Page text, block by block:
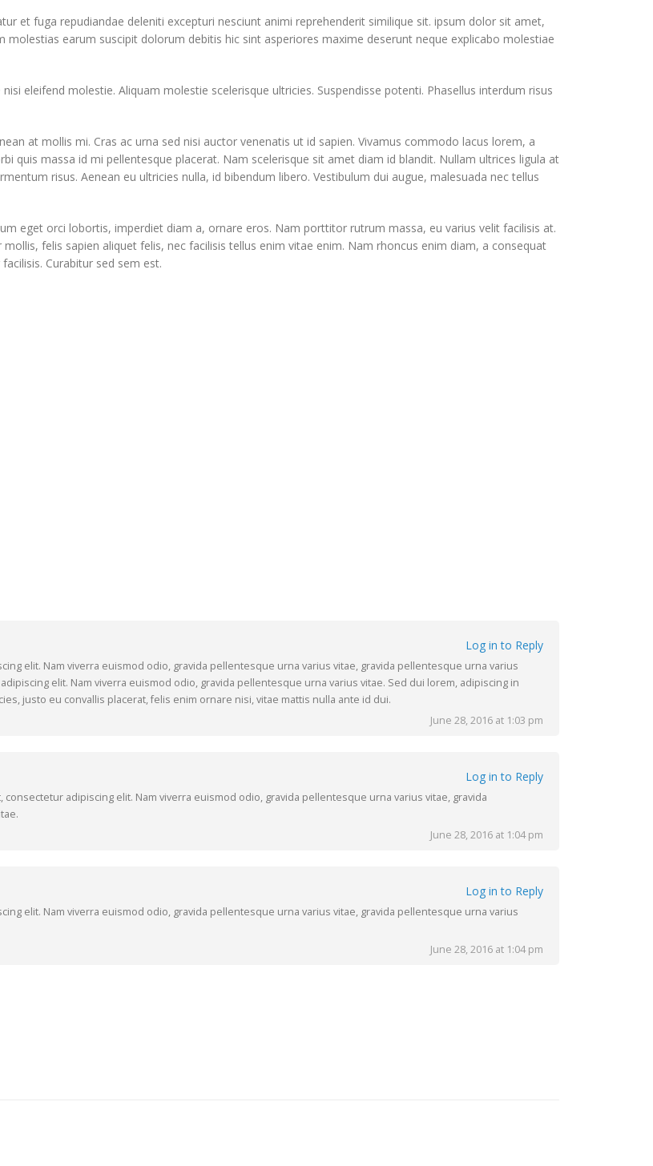
et fuga repudiandae deleniti excepturi nesciunt animi reprehenderit similique sit. ipsum dolor sit amet,
molestias earum suscipit dolorum debitis hic sint asperiores maxime deserunt neque explicabo molestiae
eleifend molestie. Aliquam molestie scelerisque ultricies. Suspendisse potenti. Phasellus interdum risus
at mollis mi. Cras ac urna sed nisi auctor venenatis ut id sapien. Vivamus commodo lacus lorem, a
quis massa id mi pellentesque placerat. Nam scelerisque sit amet diam id blandit. Nullam ultrices ligula at
risus. Aenean eu ultricies nulla, id bibendum libero. Vestibulum dui augue, malesuada nec tellus
eget orci lobortis, imperdiet diam a, ornare eros. Nam porttitor rutrum massa, eu varius velit facilisis at.
felis sapien aliquet felis, nec facilisis tellus enim vitae enim. Nam rhoncus enim diam, a consequat
Curabitur sed sem est.
Log in to Reply
elit. Nam viverra euismod odio, gravida pellentesque urna varius vitae, gravida pellentesque urna varius
elit. Nam viverra euismod odio, gravida pellentesque urna varius vitae. Sed dui lorem, adipiscing in
justo eu convallis placerat, felis enim ornare nisi, vitae mattis nulla ante id dui.
June 28, 2016 at 1:03 pm
Log in to Reply
consectetur adipiscing elit. Nam viverra euismod odio, gravida pellentesque urna varius vitae, gravida
June 28, 2016 at 1:04 pm
Log in to Reply
elit. Nam viverra euismod odio, gravida pellentesque urna varius vitae, gravida pellentesque urna varius
June 28, 2016 at 1:04 pm